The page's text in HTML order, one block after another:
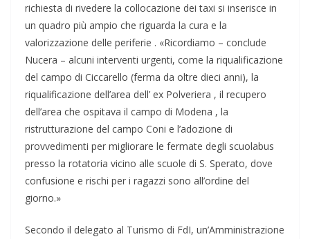
richiesta di rivedere la collocazione dei taxi si inserisce in
un quadro più ampio che riguarda la cura e la
valorizzazione delle periferie . «Ricordiamo – conclude
Nucera – alcuni interventi urgenti, come la riqualificazione
del campo di Ciccarello (ferma da oltre dieci anni), la
riqualificazione dell’area dell’ ex Polveriera , il recupero
dell’area che ospitava il campo di Modena , la
ristrutturazione del campo Coni e l’adozione di
provvedimenti per migliorare le fermate degli scuolabus
presso la rotatoria vicino alle scuole di S. Sperato, dove
confusione e rischi per i ragazzi sono all’ordine del
giorno.»
Secondo il delegato al Turismo di FdI, un’Amministrazione